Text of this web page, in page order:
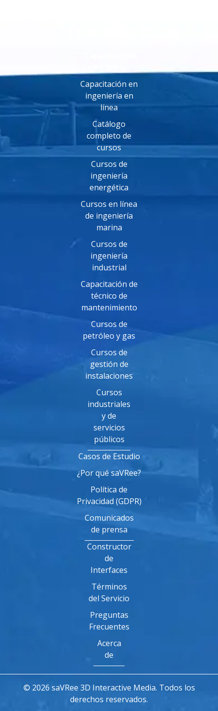
Capacitación en
ingeniería en
línea
Catálogo
completo de
cursos
Cursos de
ingeniería
energética
Cursos en línea
de ingeniería
marina
Cursos de
ingeniería
industrial
Capacitación de
técnico de
mantenimiento
Cursos de
petróleo y gas
Cursos de
gestión de
instalaciones
Cursos
industriales
y de
servicios
públicos
Casos de Estudio
¿Por qué saVRee?
Política de
Privacidad (GDPR)
Comunicados
de prensa
Constructor
de
Interfaces
Términos
del Servicio
Preguntas
Frecuentes
Acerca
de
© 2026 saVRee 3D Interactive Media. Todos los
derechos reservados.